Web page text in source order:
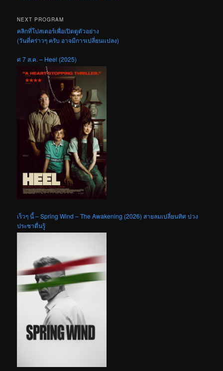
NEXT PROGRAM
คลิกที่โปสเตอร์เพื่อเปิดดูตัวอย่าง
(วันที่คร่าวๆ ครับ อาจมีการเปลี่ยนแปลง)
ศ 7 ส.ค. – Heel (2025)
เร็วๆ นี้ – Spring Wind – The Awakening (2026) สายลมเปลี่ยนทิศ ปวง
ประชาตื่นรู้